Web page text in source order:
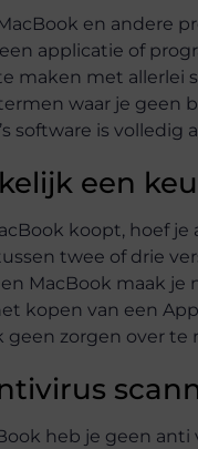
en andere
applicatie of
maken met allerlei
waar je geen
software is
een
koopt, hoef
twee of drie
MacBook maak
kopen van een
geen zorgen over te
heb je geen